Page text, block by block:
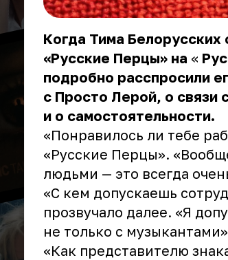
Когда Тима Белорусских
«Русские Перцы» на «
подробно расспросили
с Просто Лерой, о связи
и о самостоятельности.
«Понравилось ли тебе
«Русские Перцы».
людьми — это всегда
«С кем допускаешь
прозвучало далее. «Я
не только с
«Как представителю